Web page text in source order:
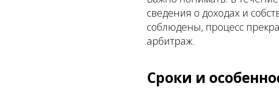
сведения о доходах и
соблюдены, процесс
арбитраж.
Сроки и